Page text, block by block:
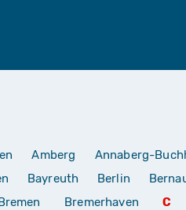
Amberg Annaberg-
Bayreuth Berlin
Bremen Bremerhaven C